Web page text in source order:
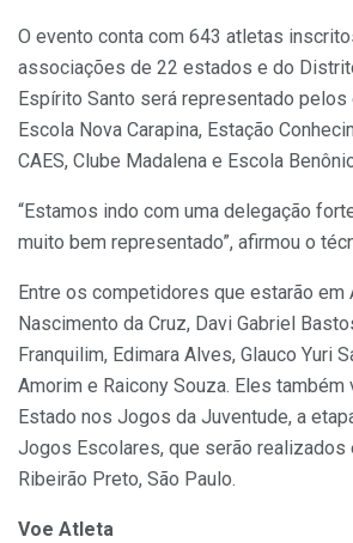
O evento conta com 643 atletas
associações de 22 estados e do
Espírito Santo será representado
Escola Nova Carapina, Estação
CAES, Clube Madalena e Escola
“Estamos indo com uma delegação
muito bem representado”, afirmou o
Entre os competidores que estarão em
Nascimento da Cruz, Davi Gabriel
Franquilim, Edimara Alves, Glauco Yuri
Amorim e Raicony Souza. Eles também
Estado nos Jogos da Juventude, a
Jogos Escolares, que serão realizados
Ribeirão Preto, São Paulo.
Voe Atleta